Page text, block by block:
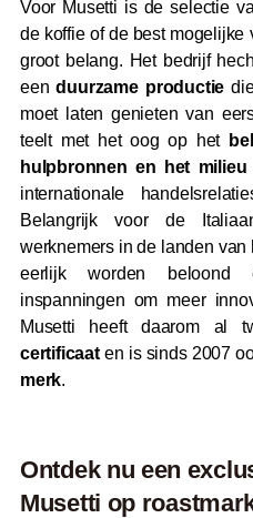
Voor Musetti is de selectie
de koffie of de best mogelijke
groot belang. Het bedrijf
eenduurzame productie
moet laten genieten van
teelt met het oog op het
hulpbronnen en het milieu
internationale
Belangrijk voor de
werknemers in de landen van
eerlijk worden
inspanningen om meer
Musetti heeft daarom al
certificaaten is sinds 2007
merk.
Ontdek nu een
Musetti op roast